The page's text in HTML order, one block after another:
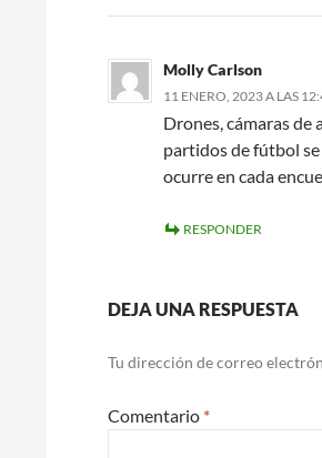
Molly Carlson
11 ENERO, 2023 A LAS
Drones, cámaras
partidos de fútbol
ocurre en cada
RESPONDER
DEJA UNA RESPUESTA
Tu dirección de correo
Comentario *